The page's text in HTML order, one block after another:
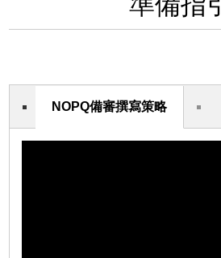
NOPQ備審撰寫策略